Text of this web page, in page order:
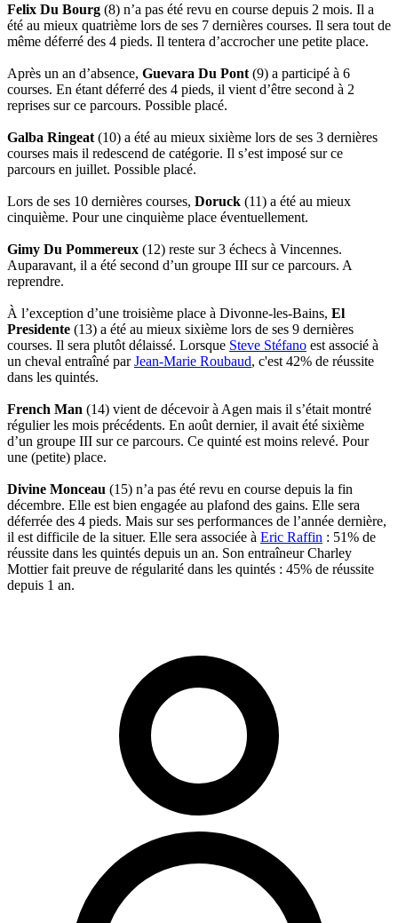
Felix Du Bourg (8) n’a pas été revu en course depuis 2 mois. Il a
été au mieux quatrième lors de ses 7 dernières courses. Il sera tout de
même déferré des 4 pieds. Il tentera d’accrocher une petite place.
Après un an d’absence, Guevara Du Pont (9) a participé à 6
courses. En étant déferré des 4 pieds, il vient d’être second à 2
reprises sur ce parcours. Possible placé.
Galba Ringeat (10) a été au mieux sixième lors de ses 3 dernières
courses mais il redescend de catégorie. Il s’est imposé sur ce
parcours en juillet. Possible placé.
Lors de ses 10 dernières courses, Doruck (11) a été au mieux
cinquième. Pour une cinquième place éventuellement.
Gimy Du Pommereux (12) reste sur 3 échecs à Vincennes.
Auparavant, il a été second d’un groupe III sur ce parcours. A
reprendre.
À l’exception d’une troisième place à Divonne-les-Bains, El
Presidente (13) a été au mieux sixième lors de ses 9 dernières
courses. Il sera plutôt délaissé. Lorsque Steve Stéfano est associé à
un cheval entraîné parJean-Marie Roubaud, c'est 42% de réussite
dans les quintés.
French Man (14) vient de décevoir à Agen mais il s’était montré
régulier les mois précédents. En août dernier, il avait été sixième
d’un groupe III sur ce parcours. Ce quinté est moins relevé. Pour
une (petite) place.
Divine Monceau (15) n’a pas été revu en course depuis la fin
décembre. Elle est bien engagée au plafond des gains. Elle sera
déferrée des 4 pieds. Mais sur ses performances de l’année dernière,
il est difficile de la situer. Elle sera associée à Eric Raffin : 51% de
réussite dans les quintés depuis un an. Son entraîneur Charley
Mottier fait preuve de régularité dans les quintés : 45% de réussite
depuis 1 an.